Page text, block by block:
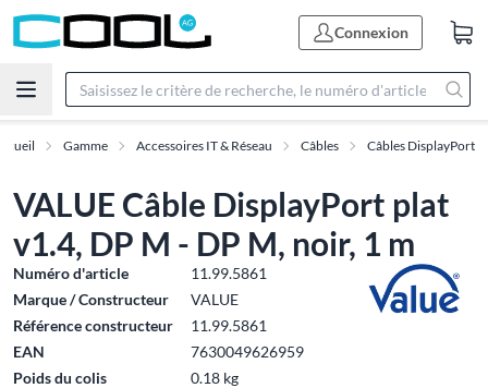
Connexion
Gamme Accessoires IT & Réseau Câbles Câbles DisplayPort
VALUE Câble DisplayPort plat
v1.4, DP M - DP M, noir, 1 m
Numéro d'article
11.99.5861
Marque / Constructeur
VALUE
Référence constructeur
11.99.5861
EAN
7630049626959
Poids du colis
0.18 kg